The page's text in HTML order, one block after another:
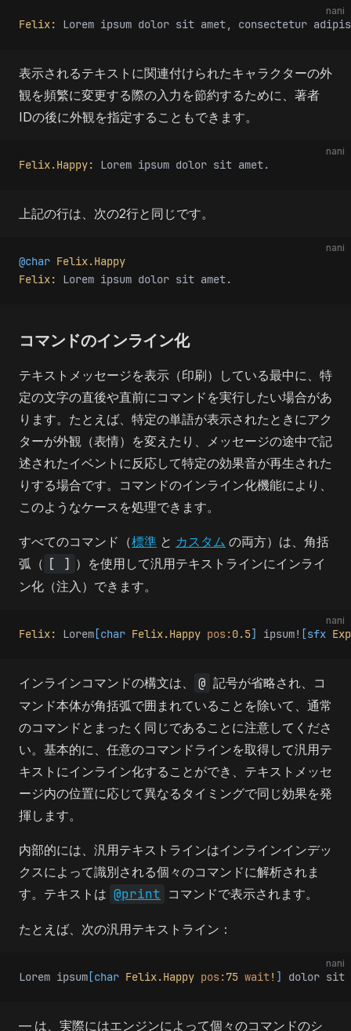
nani
Felix: Lorem ipsum dolor sit amet, consectetur
表示されるテキストに関連付けられたキャラクターの外
観を頻繁に変更する際の入力を節約するために、著者
IDの後に外観を指定することもできます。
nani
Felix.Happy: Lorem ipsum dolor sit amet.
上記の行は、次の2行と同じです。
nani
@char Felix.Happy
Felix:
Lorem ipsum dolor sit amet.
コマンドのインライン化
テキストメッセージを表示（印刷）している最中に、特
定の文字の直後や直前にコマンドを実行したい場合があ
ります。たとえば、特定の単語が表示されたときにアク
ターが外観（表情）を変えたり、メッセージの途中で記
述されたイベントに反応して特定の効果音が再生された
りする場合です。コマンドのインライン化機能により、
このようなケースを処理できます。
すべてのコマンド（標準 と カスタム の両方）は、角括
弧（ [ ] ）を使用して汎用テキストラインにインライ
ン化（注入）できます。
nani
Felix: Lorem [char Felix.Happy pos:0.5] ipsum! [sfx
インラインコマンドの構文は、 @ 記号が省略され、コ
マンド本体が角括弧で囲まれていることを除いて、通常
のコマンドとまったく同じであることに注意してくださ
い。基本的に、任意のコマンドラインを取得して汎用テ
キストにインライン化することができ、テキストメッセ
ージ内の位置に応じて異なるタイミングで同じ効果を発
揮します。
内部的には、汎用テキストラインはインラインインデッ
クスによって識別される個々のコマンドに解析されま
す。テキストは @print コマンドで表示されます。
たとえば、次の汎用テキストライン：
nani
Lorem ipsum [char Felix.Happy pos:75 wait! ] dolor sit
— は、実際にはエンジンによって個々のコマンドのシ